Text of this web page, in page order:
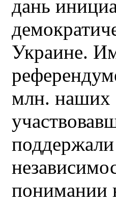
дань
Украине.
млн. наших
понимании